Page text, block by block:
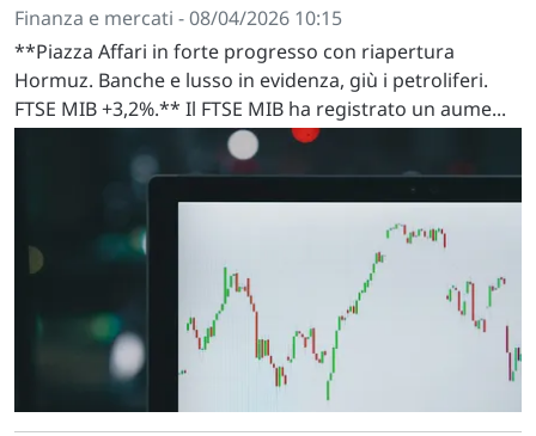
Finanza e mercati - 08/04/2026 10:15
**Piazza Affari in forte progresso con riapertura
Hormuz. Banche e lusso in evidenza, giù i petroliferi.
FTSE MIB +3,2%.** Il FTSE MIB ha registrato un aume...